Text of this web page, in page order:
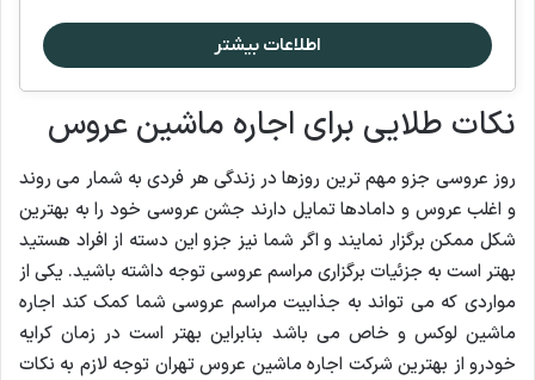
اطلاعات بیشتر
نکات طلایی برای اجاره ماشین عروس
روز عروسی جزو مهم ترین روزها در زندگی هر فردی به شمار می روند
و اغلب عروس و دامادها تمایل دارند جشن عروسی خود را به بهترین
شکل ممکن برگزار نمایند و اگر شما نیز جزو این دسته از افراد هستید
بهتر است به جزئیات برگزاری مراسم عروسی توجه داشته باشید. یکی از
مواردی که می تواند به جذابیت مراسم عروسی شما کمک کند اجاره
ماشین لوکس و خاص می باشد بنابراین بهتر است در زمان کرایه
خودرو از بهترین شرکت اجاره ماشین عروس تهران توجه لازم به نکات